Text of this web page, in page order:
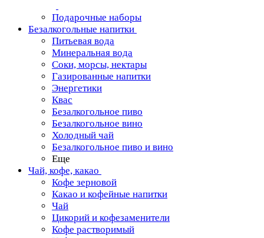
Подарочные наборы
Безалкогольные напитки
Питьевая вода
Минеральная вода
Соки, морсы, нектары
Газированные напитки
Энергетики
Квас
Безалкогольное пиво
Безалкогольное вино
Холодный чай
Безалкогольное пиво и вино
Еще
Чай, кофе, какао
Кофе зерновой
Какао и кофейные напитки
Чай
Цикорий и кофезаменители
Кофе растворимый